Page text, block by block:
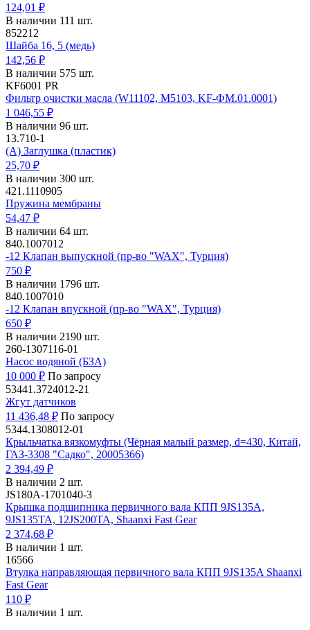
124,01 ₽
В наличии 111 шт.
852212
Шайба 16, 5 (медь)
142,56 ₽
В наличии 575 шт.
KF6001 PR
Фильтр очистки масла (W11102, M5103, KF-ФМ.01.0001)
1 046,55 ₽
В наличии 96 шт.
13.710-1
(А) Заглушка (пластик)
25,70 ₽
В наличии 300 шт.
421.1110905
Пружина мембраны
54,47 ₽
В наличии 64 шт.
840.1007012
-12 Клапан выпускной (пр-во "WAX", Турция)
750 ₽
В наличии 1796 шт.
840.1007010
-12 Клапан впускной (пр-во "WAX", Турция)
650 ₽
В наличии 2190 шт.
260-1307116-01
Насос водяной (БЗА)
10 000 ₽ По запросу
53441.3724012-21
Жгут датчиков
11 436,48 ₽ По запросу
5344.1308012-01
Крыльчатка вязкомуфты (Чёрная малый размер, d=430, Китай,
ГАЗ-3308 "Садко", 20005366)
2 394,49 ₽
В наличии 2 шт.
JS180A-1701040-3
Крышка подшипника первичного вала КПП 9JS135A,
9JS135TA, 12JS200TA, Shaanxi Fast Gear
2 374,68 ₽
В наличии 1 шт.
16566
Втулка направляющая первичного вала КПП 9JS135A Shaanxi
Fast Gear
110 ₽
В наличии 1 шт.